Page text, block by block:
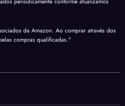
da Amazon. Ao comprar através dos
compras qualificadas."